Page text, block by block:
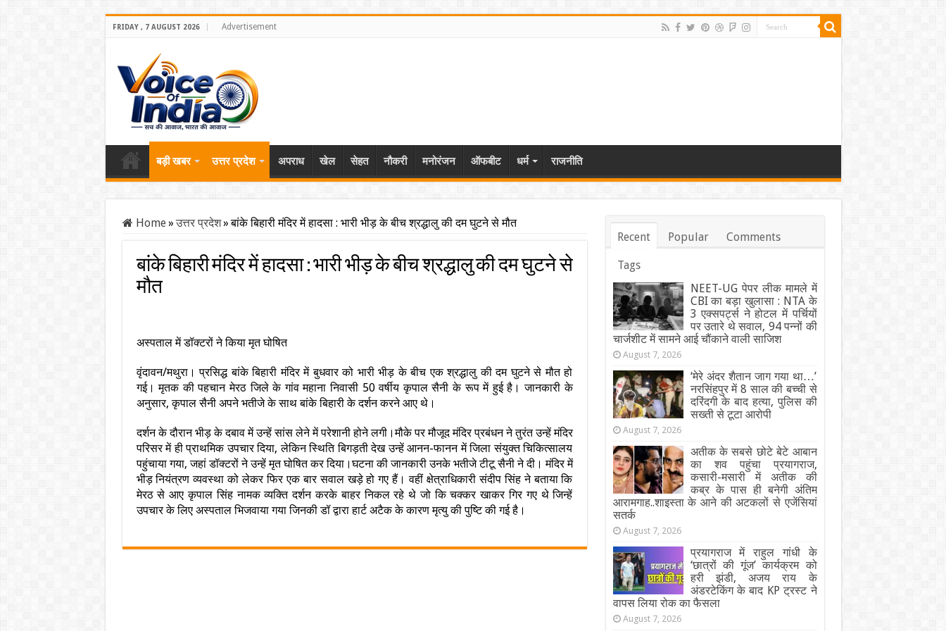
FRIDAY , 7 AUGUST 2026 Advertisement
बड़ी खबर उत्तर प्रदेश अपराध खेल सेहत नौकरी मनोरंजन ऑफबीट धर्म राजनीति
Home»उत्तर प्रदेश»बांके बिहारी मंदिर में हादसा : भारी भीड़ के बीच श्रद्धालु की दम घुटने से मौत
बांके बिहारी मंदिर में हादसा : भारी भीड़ के बीच श्रद्धालु की दम घुटने से
मौत
अस्पताल में डॉक्टरों ने किया मृत घोषित
वृंदावन/मथुरा। प्रसिद्ध बांके बिहारी मंदिर में बुधवार को भारी भीड़ के बीच एक श्रद्धालु की दम घुटने से मौत हो
गई। मृतक की पहचान मेरठ जिले के गांव महाना निवासी 50 वर्षीय कृपाल सैनी के रूप में हुई है। जानकारी के
अनुसार, कृपाल सैनी अपने भतीजे के साथ बांके बिहारी के दर्शन करने आए थे।
दर्शन के दौरान भीड़ के दबाव में उन्हें सांस लेने में परेशानी होने लगी।मौके पर मौजूद मंदिर प्रबंधन ने तुरंत उन्हें मंदिर
परिसर में ही प्राथमिक उपचार दिया, लेकिन स्थिति बिगड़ती देख उन्हें आनन-फानन में जिला संयुक्त चिकित्सालय
पहुंचाया गया, जहां डॉक्टरों ने उन्हें मृत घोषित कर दिया।घटना की जानकारी उनके भतीजे टीटू सैनी ने दी। मंदिर में
भीड़ नियंत्रण व्यवस्था को लेकर फिर एक बार सवाल खड़े हो गए हैं। वहीं क्षेत्राधिकारी संदीप सिंह ने बताया कि
मेरठ से आए कृपाल सिंह नामक व्यक्ति दर्शन करके बाहर निकल रहे थे जो कि चक्कर खाकर गिर गए थे जिन्हें
उपचार के लिए अस्पताल भिजवाया गया जिनकी डॉ द्वारा हार्ट अटैक के कारण मृत्यु की पुष्टि की गई है।
Recent Popular Comments
Tags
NEET-UG पेपर लीक मामले में
CBI का बड़ा खुलासा : NTA के
3 एक्सपर्ट्स ने होटल में पर्चियों
पर उतारे थे सवाल, 94 पन्नों की
चार्जशीट में सामने आई चौंकाने वाली साजिश
August 7, 2026
‘मेरे अंदर शैतान जाग गया था…’
नरसिंहपुर में 8 साल की बच्ची से
दरिंदगी के बाद हत्या, पुलिस की
सख्ती से टूटा आरोपी
August 7, 2026
अतीक के सबसे छोटे बेटे आबान
का शव पहुंचा प्रयागराज,
कसारी-मसारी में अतीक की
कब्र के पास ही बनेगी अंतिम
आरामगाह..शाइस्ता के आने की अटकलों से एजेंसियां
सतर्क
August 7, 2026
प्रयागराज में राहुल गांधी के
‘छात्रों की गूंज’ कार्यक्रम को
हरी झंडी, अजय राय के
अंडरटेकिंग के बाद KP ट्रस्ट ने
वापस लिया रोक का फैसला
August 7, 2026